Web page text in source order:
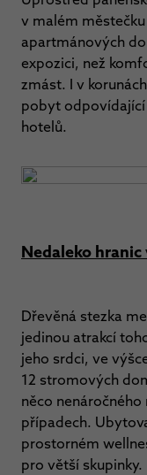
v malém
apartmánových
expozici, než
zmást. I v
pobyt
hotelů.
Nedaleko hranic
Dřevěná stezka
jedinou atrakcí
jeho srdci, ve
12 stromových
něco
případech.
prostorném
pro větší skupinky.